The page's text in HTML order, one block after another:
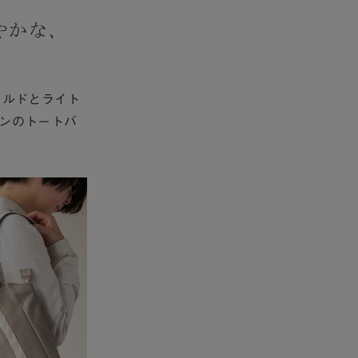
な、
ドとライト
のトートバ